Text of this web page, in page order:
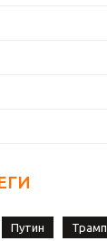
Путин Трамп